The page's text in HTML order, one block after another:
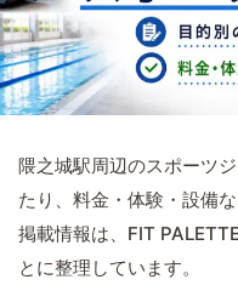
隈之城駅周辺のスポーツ
たり、料金・体験・設備
掲載情報は、FIT
とに整理しています。